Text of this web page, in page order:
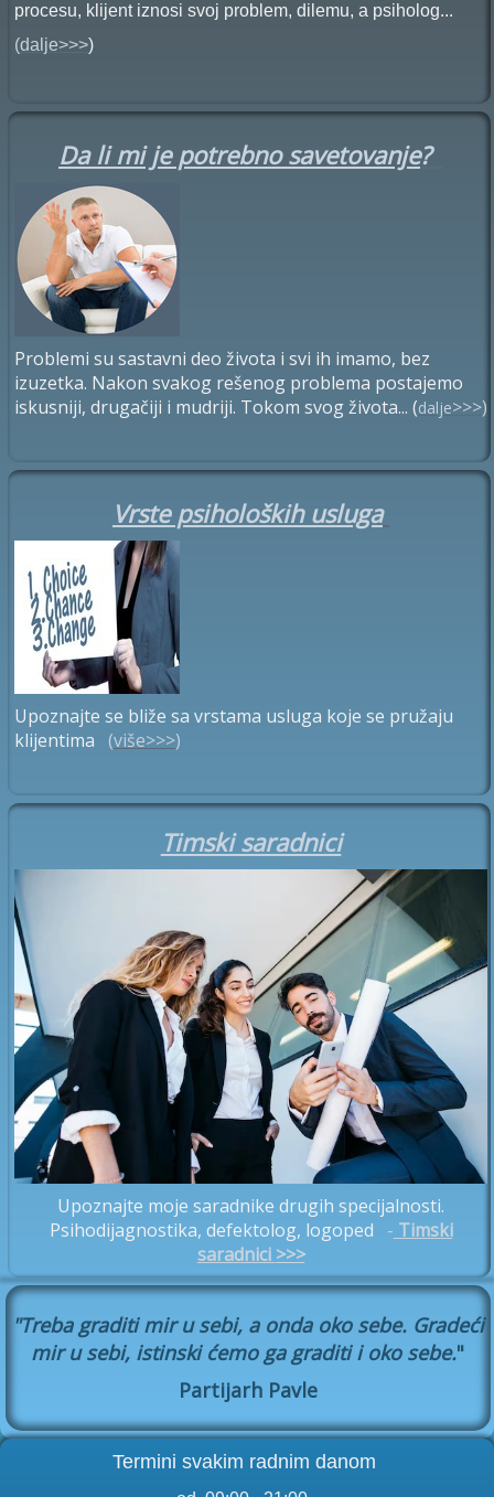
procesu, klijent iznosi svoj problem, dilemu, a psiholog...
(dalje>>>)
Da li mi je potrebno savetovanje?
Problemi su sastavni deo života i svi ih imamo, bez
izuzetka. Nakon svakog rešenog problema postajemo
iskusniji, drugačiji i mudriji. Tokom svog života... (dalje>>>)
Vrste psiholoških usluga
Upoznajte se bliže sa vrstama usluga koje se pružaju
klijentima (više>>>)
Timski saradnici
Upoznajte moje saradnike drugih specijalnosti.
Psihodijagnostika, defektolog, logoped - Timski
saradnici >>>
"Treba graditi mir u sebi, a onda oko sebe. Gradeći
mir u sebi, istinski ćemo ga graditi i oko sebe."
Partijarh Pavle
Termini svakim radnim danom